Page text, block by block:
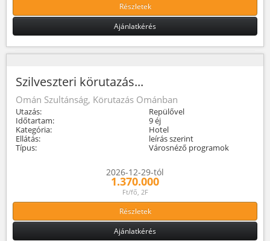
Részletek
Ajánlatkérés
Szilveszteri körutazás...
Omán Szultánság, Körutazás Ománban
Utazás:
Repülővel
Időtartam:
9 éj
Kategória:
Hotel
Ellátás:
leírás szerint
Típus:
Városnéző programok
2026-12-29-tól
1.370.000
Ft/fő, 2F
Részletek
Ajánlatkérés